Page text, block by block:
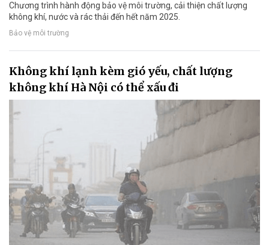
Chương trình hành động bảo vệ môi trường, cải thiện chất lượng
không khí, nước và rác thải đến hết năm 2025.
Bảo vệ môi trường
Không khí lạnh kèm gió yếu, chất lượng
không khí Hà Nội có thể xấu đi